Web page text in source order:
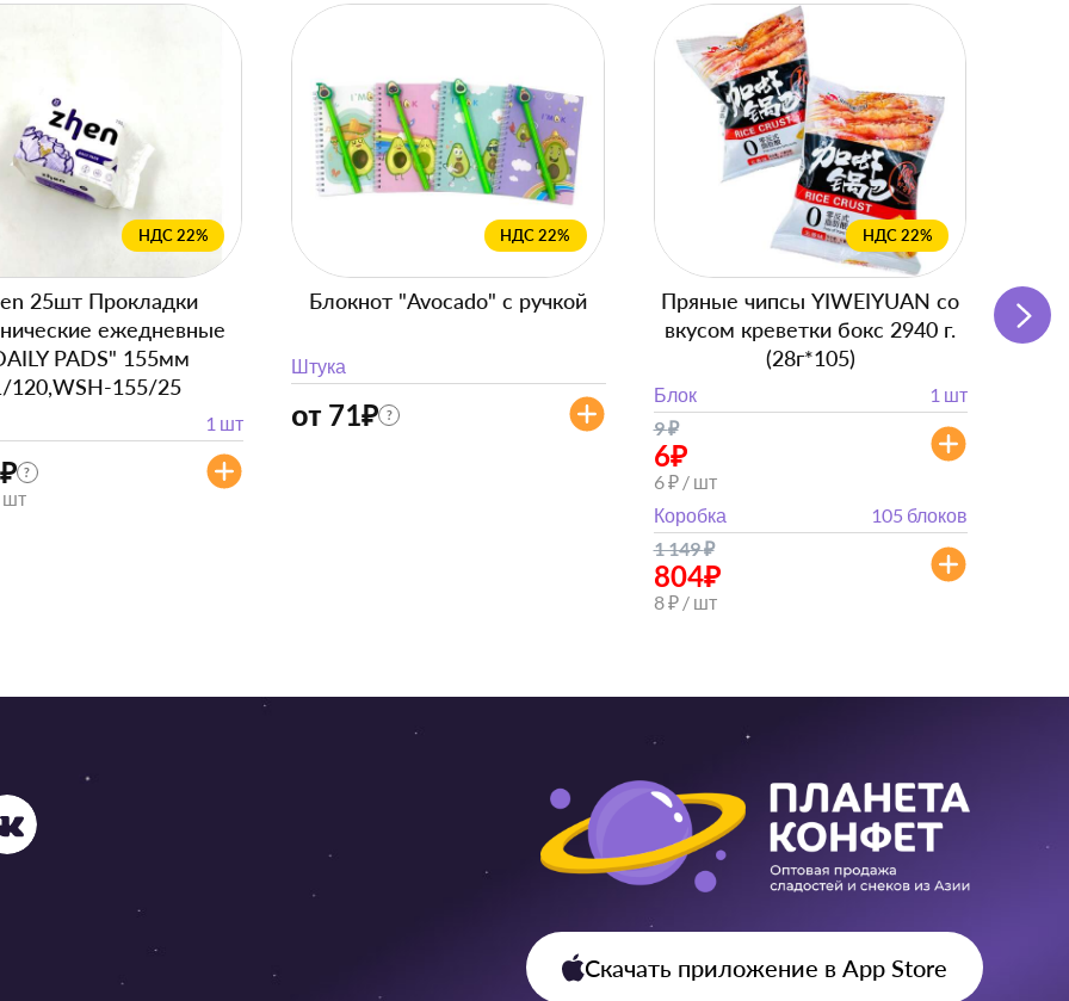
НДС 22%
25шт Прокладки
ежедневные
PADS" 155мм
120,WSH-155/25
1 шт
₽ ?
шт
НДС 22%
Блокнот "Avocado" с ручкой
Штука
от 71₽ ?
НДС 22%
Пряные чипсы YIWEIYUAN со
вкусом креветки бокс 2940 г.
(28г*105)
Блок
1 шт
9₽
6₽
6 ₽ / шт
Коробка
105 блоков
1 149₽
804₽
8 ₽ / шт
Скачать приложение в App Store